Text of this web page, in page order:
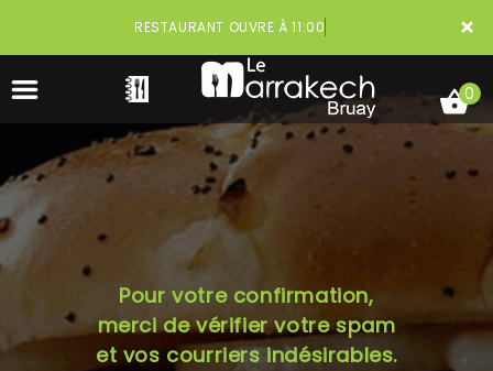
×
RESTAURANT OUVRE À 11:00
ACCUEIL
VOTRE COMPTE
0
Pour votre confirmation,
merci de vérifier votre spam
et vos courriers indésirables.